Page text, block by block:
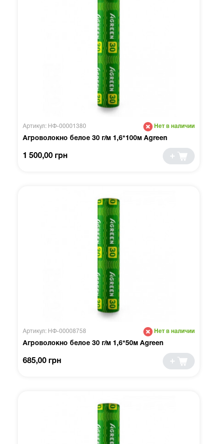
Артикул: НФ-00001380 Нет в наличии
Агроволокно белое 30 г/м 1,6*100м Agreen
1 500,00 грн
Артикул: НФ-00008758 Нет в наличии
Агроволокно белое 30 г/м 1,6*50м Agreen
685,00 грн